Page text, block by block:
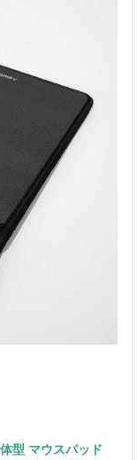
型 マウスパッド